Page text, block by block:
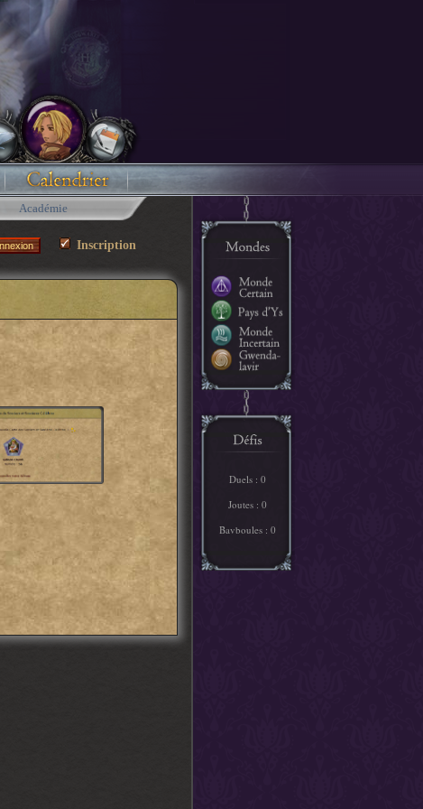
Duels : 0
Joutes : 0
Bavboules : 0
Académie
Inscription